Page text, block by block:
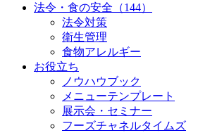
法令・食の安全（144）
法令対策
衛生管理
食物アレルギー
お役立ち
ノウハウブック
メニューテンプレート
展示会・セミナー
フーズチャネルタイムズ